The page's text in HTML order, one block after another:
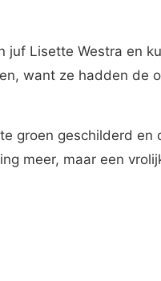
juf Lisette Westra en
want ze hadden de
groen geschilderd
meer, maar een